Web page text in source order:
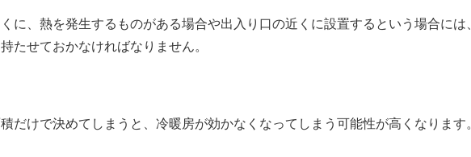
に、熱を発生するものがある場合や出入り口の近くに設置するという場合に
たせておかなければなりません。
だけで決めてしまうと、冷暖房が効かなくなってしまう可能性が高くなります